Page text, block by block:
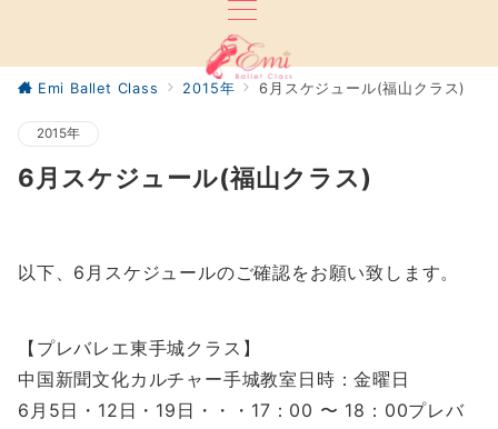
Emi Ballet Class 2015年 6月スケジュール(福山クラス)
2015年
6月スケジュール(福山クラス)
以下、6月スケジュールのご確認をお願い致します。
【プレバレエ東手城クラス】
中国新聞文化カルチャー手城教室日時：金曜日
6月5日・12日・19日・・・ 17 ：00 〜 18 ：00プレバ